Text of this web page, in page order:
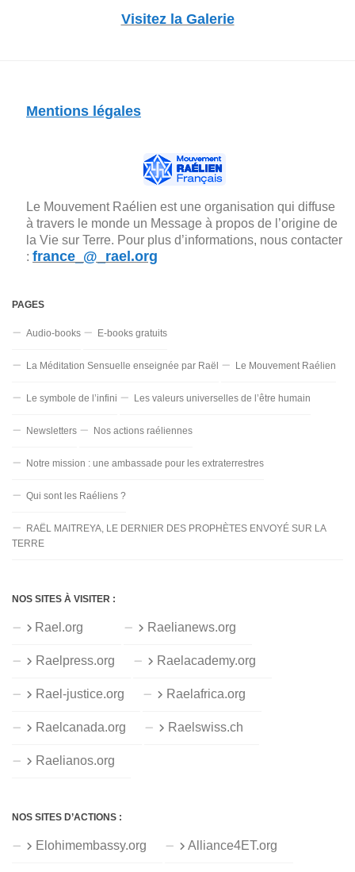
Visitez la Galerie
Mentions légales
Le Mouvement Raélien est une organisation qui diffuse
à travers le monde un Message à propos de l’origine de
la Vie sur Terre. Pour plus d’informations, nous contacter
: france_@_rael.org
PAGES
Audio-books E-books gratuits
La Méditation Sensuelle enseignée par Raël Le Mouvement Raélien
Le symbole de l’infini Les valeurs universelles de l’être humain
Newsletters Nos actions raéliennes
Notre mission : une ambassade pour les extraterrestres
Qui sont les Raéliens ?
RAËL MAITREYA, LE DERNIER DES PROPHÈTES ENVOYÉ SUR LA
TERRE
NOS SITES À VISITER :
Rael.org Raelianews.org
Raelpress.org Raelacademy.org
Rael-justice.org Raelafrica.org
Raelcanada.org Raelswiss.ch
Raelianos.org
NOS SITES D’ACTIONS :
Elohimembassy.org Alliance4ET.org